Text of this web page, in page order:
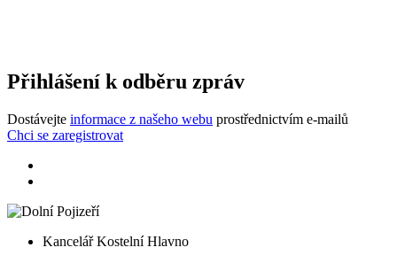
Přihlášení k odběru zpráv
Dostávejte informace z našeho webu prostřednictvím e-mailů
Chci se zaregistrovat
Kancelář Kostelní Hlavno